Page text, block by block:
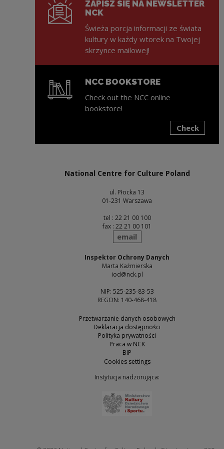
ZAPISZ SIĘ NA NEWSLETTER
NCK
Świeża porcja informacji ze świata
kultury w każdy wtorek na Twojej
skrzynce mailowej!
NCC BOOKSTORE
Check out the NCC online
bookstore!
Check
National Centre for Culture Poland
ul. Płocka 13
01-231 Warszawa
tel : 22 21 00 100
fax : 22 21 00 101
send
email
Inspektor Ochrony Danych
Marta Kaźmierska
iod@nck.pl
NIP: 525-235-83-53
REGON: 140-468-418
Przetwarzanie danych osobowych
Deklaracja dostępności
Polityka prywatności
Praca w NCK
BIP
Cookies settings
Instytucja nadzorująca: